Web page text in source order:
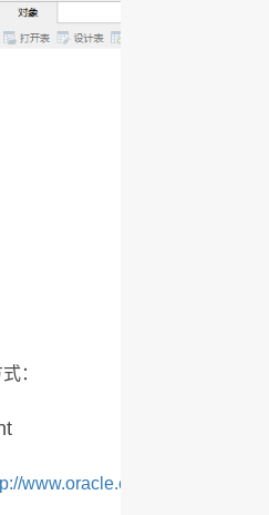
：
www.oracle.com/